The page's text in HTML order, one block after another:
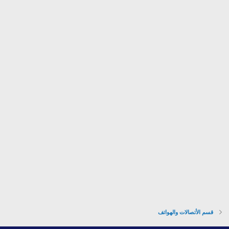
قسم الأتصالات والهواتف